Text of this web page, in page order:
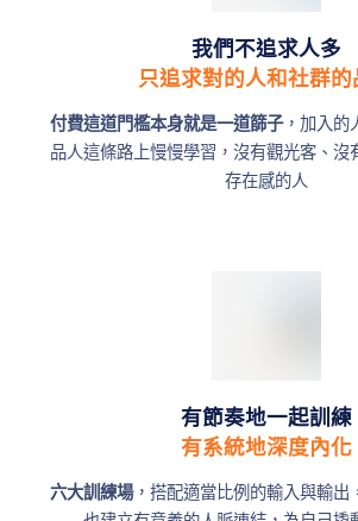
我們不追求人多
只追求對的人和社群的
付費這道門檻本身就是一道篩子，加入的
品人這條路上慢慢學習，沒有觀光客、沒
存在感的人
有節奏地一起訓練
有系統地深度內化
六大訓練場，搭配適當比例的輸入與輸出